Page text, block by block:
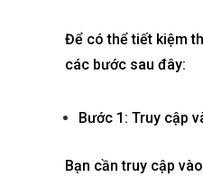
Để có thể tiết kiệm
các bước sau đây:
Bước 1: Truy cập
Bạn cần truy cập